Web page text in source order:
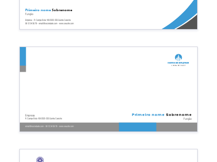
06 12 34 56 78 - email@sociedade.com - www.seusite.com
Função
Empresa - R Campo Bola 109 2525-555 Quinta Carocho
Primeiro nome Sobrenome
email@sociedade.com - 06 12 34 56 78 - www.seusite.com
Primeiro nome Sobrenome
Função
R Campo Bola 109 2525-555 Quinta Carocho
Empresa
Nome da empresa
Linha de base